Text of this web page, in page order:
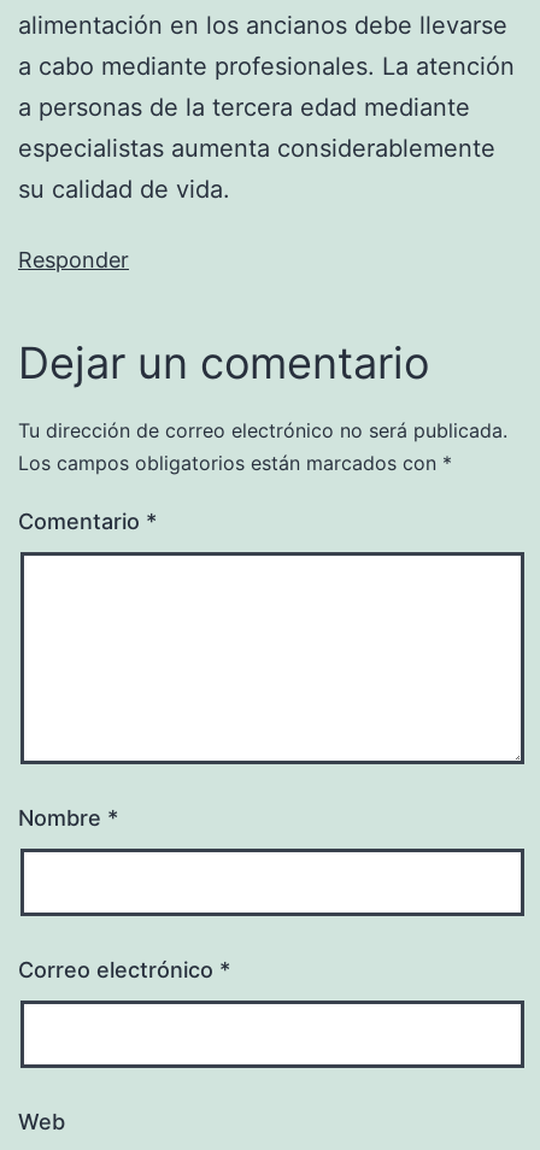
alimentación en los ancianos debe llevarse
a cabo mediante profesionales. La atención
a personas de la tercera edad mediante
especialistas aumenta considerablemente
su calidad de vida.
Responder
Dejar un comentario
Tu dirección de correo electrónico no será publicada.
Los campos obligatorios están marcados con *
Comentario *
Nombre *
Correo electrónico *
Web